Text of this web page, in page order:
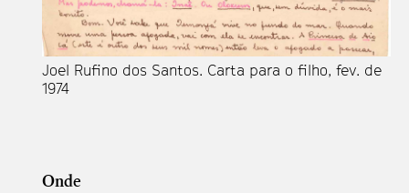
Joel Rufino dos Santos. Carta para o filho, fev. de
1974
Onde